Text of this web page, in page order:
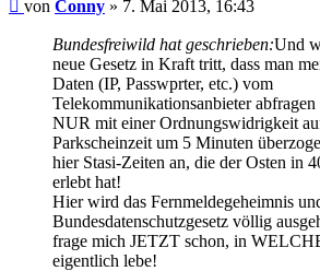
von Conny » 7. Mai 2013, 16:43
Bundesfreiwild hat geschrieben:Und
neue Gesetz in Kraft tritt, dass man
Daten (IP, Passwprter, etc.) vom
Telekommunikationsanbieter
NUR mit einer Ordnungswidrigkeit
Parkscheinzeit um 5 Minuten
hier Stasi-Zeiten an, die der Osten in
erlebt hat!
Hier wird das Fernmeldegeheimnis
Bundesdatenschutzgesetz völlig
frage mich JETZT schon, in
eigentlich lebe!